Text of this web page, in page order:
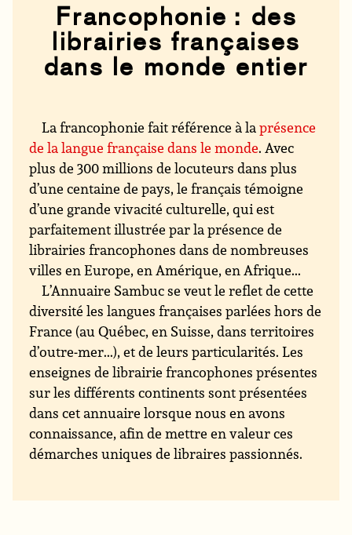
Francophonie : des
librairies françaises
dans le monde entier
La francophonie fait référence à laprésence
de la langue française dans le monde. Avec
plus de 300 millions de locuteurs dans plus
d’une centaine de pays, le français témoigne
d’une grande vivacité culturelle, qui est
parfaitement illustrée par la présence de
librairies francophones dans de nombreuses
villes en Europe, en Amérique, en Afrique...
L’Annuaire Sambuc se veut le reflet de cette
diversité les langues françaises parlées hors de
France (au Québec, en Suisse, dans territoires
d’outre-mer...), et de leurs particularités. Les
enseignes de librairie francophones présentes
sur les différents continents sont présentées
dans cet annuaire lorsque nous en avons
connaissance, afin de mettre en valeur ces
démarches uniques de libraires passionnés.